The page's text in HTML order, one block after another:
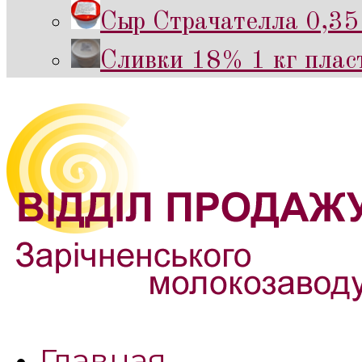
Сыр Страчателла 0,35
Сливки 18% 1 кг